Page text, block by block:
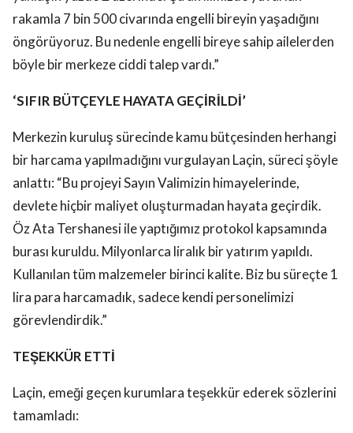
rakamla 7 bin 500 civarında engelli bireyin yaşadığını
öngörüyoruz. Bu nedenle engelli bireye sahip ailelerden
böyle bir merkeze ciddi talep vardı.”
‘SIFIR BÜTÇEYLE HAYATA GEÇİRİLDİ’
Merkezin kuruluş sürecinde kamu bütçesinden herhangi
bir harcama yapılmadığını vurgulayan Laçin, süreci şöyle
anlattı: “Bu projeyi Sayın Valimizin himayelerinde,
devlete hiçbir maliyet oluşturmadan hayata geçirdik.
Öz Ata Tershanesi ile yaptığımız protokol kapsamında
burası kuruldu. Milyonlarca liralık bir yatırım yapıldı.
Kullanılan tüm malzemeler birinci kalite. Biz bu süreçte 1
lira para harcamadık, sadece kendi personelimizi
görevlendirdik.”
TEŞEKKÜR ETTİ
Laçin, emeği geçen kurumlara teşekkür ederek sözlerini
tamamladı: